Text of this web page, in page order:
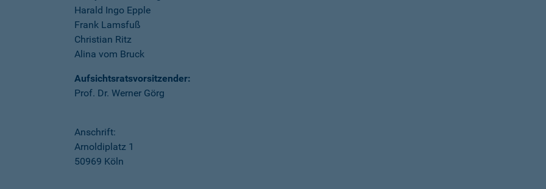
Harald Ingo Epple
Frank Lamsfuß
Christian Ritz
Alina vom Bruck
Aufsichtsratsvorsitzender:
Prof. Dr. Werner Görg
Anschrift:
Arnoldiplatz 1
50969 Köln